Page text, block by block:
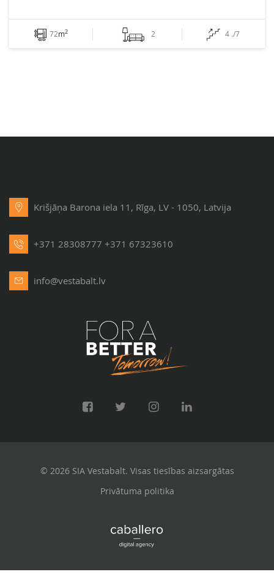
72m2 2 4 ./7
Krišjāņa Barona iela 11, Rīga, LV - 1050, Latvija
+371 28308777 +371 67323610
info@vestabalt.lv
© 2026 SIA Vestabalt. Visas tiesības aizsargātas
Privātuma politika